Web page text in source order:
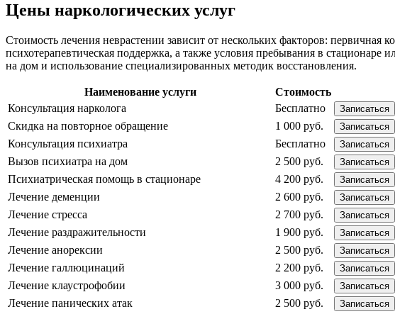
Цены наркологических услуг
Стоимость лечения неврастении зависит от нескольких факторов: первичная
психотерапевтическая поддержка, а также условия пребывания в стационаре
на дом и использование специализированных методик восстановления.
Наименование услуги
Стоимость
Консультация нарколога
Бесплатно Записаться
Скидка на повторное обращение 1 000 руб. Записаться
Консультация психиатра Бесплатно Записаться
Вызов психиатра на дом 2 500 руб. Записаться
Психиатрическая помощь в стационаре 4 200 руб. Записаться
Лечение деменции 2 600 руб. Записаться
Лечение стресса 2 700 руб. Записаться
Лечение раздражительности 1 900 руб. Записаться
Лечение анорексии 2 500 руб. Записаться
Лечение галлюцинаций 2 200 руб. Записаться
Лечение клаустрофобии 3 000 руб. Записаться
Лечение панических атак 2 500 руб. Записаться